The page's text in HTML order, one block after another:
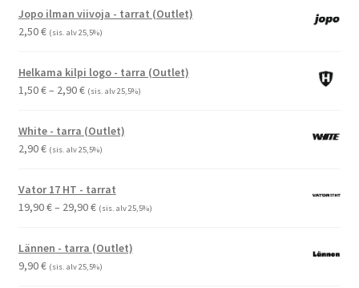
Jopo ilman viivoja - tarrat (Outlet)
2,50€ (sis. alv 25,5%)
Helkama kilpi logo - tarra (Outlet)
1,50€– 2,90€Hintaluokka:
-
2,90 €
(sis. alv 25,5%)
White - tarra (Outlet)
2,90€ (sis. alv 25,5%)
Vator 17 HT - tarrat
19,90€– 29,90€Hintaluokka:
-
29,90 €
(sis. alv 25,5%)
Lännen - tarra (Outlet)
9,90€ (sis. alv 25,5%)